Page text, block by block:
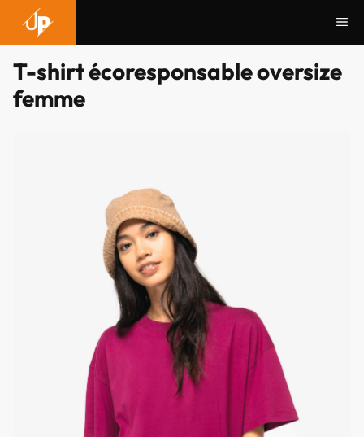
contenu
T-shirt écoresponsable oversize
femme